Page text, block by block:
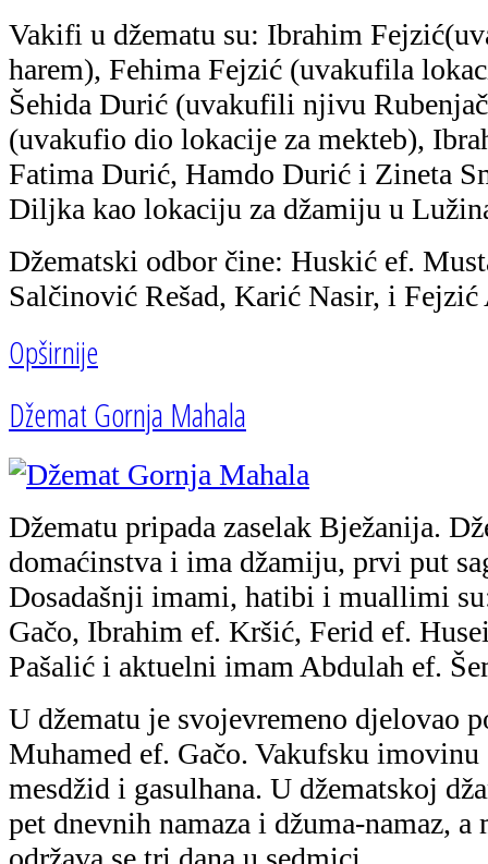
Vakifi u džematu su: Ibrahim
harem), Fehima Fejzić (uvakufila
Šehida Durić (uvakufili njivu
(uvakufio dio lokacije za mekteb),
Fatima Durić, Hamdo Durić i Zineta
Diljka kao lokaciju za džamiju u
Džematski odbor čine: Huskić ef.
Salčinović Rešad, Karić Nasir, i Fejzić
Opširnije
Džemat Gornja Mahala
Džematu pripada zaselak Bježanija.
domaćinstva i ima džamiju, prvi put
Dosadašnji imami, hatibi i muallimi
Gačo, Ibrahim ef. Kršić, Ferid ef.
Pašalić i aktuelni imam Abdulah ef.
U džematu je svojevremeno djelovao
Muhamed ef. Gačo. Vakufsku imovinu
mesdžid i gasulhana. U džematskoj
pet dnevnih namaza i džuma-namaz, a